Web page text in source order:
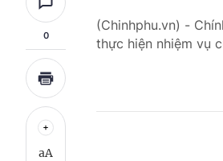
0
aA
(Chinhphu.vn) -
thực hiện nhiệm vụ